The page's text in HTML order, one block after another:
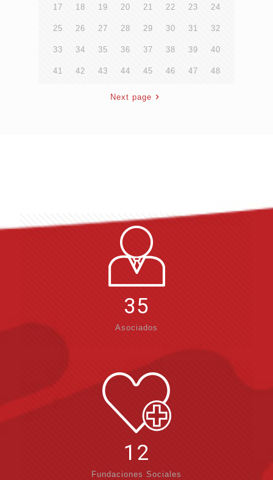
17 18 19 20 21 22 23 24
25 26 27 28 29 30 31 32
33 34 35 36 37 38 39 40
41 42 43 44 45 46 47 48
Next page
35
Asociados
12
Fundaciones Sociales